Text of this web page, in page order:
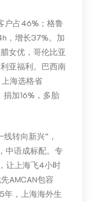
户占46%；格鲁
，增长37%。加
女优，哥伦比亚
亚福利。巴西南
海选格省
加16%，多胎
转向新兴”，
中语成标配。专
让上海飞4小时
AMCAN包容
年，上海海外生